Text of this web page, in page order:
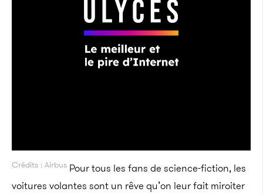
Crédits : Airbus Pour tous les fans de science-fiction, les
voitures volantes sont un rêve qu’on leur fait miroiter